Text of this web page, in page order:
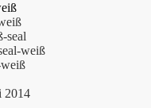
weiß
seal
weiß
weiß
2014